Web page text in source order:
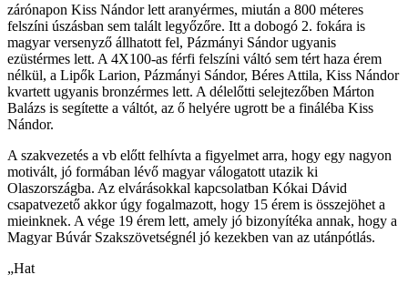
zárónapon Kiss Nándor lett aranyérmes, miután a 800 méteres
felszíni úszásban sem talált legyőzőre. Itt a dobogó 2. fokára is
magyar versenyző állhatott fel, Pázmányi Sándor ugyanis
ezüstérmes lett. A 4X100-as férfi felszíni váltó sem tért haza érem
nélkül, a Lipők Larion, Pázmányi Sándor, Béres Attila, Kiss Nándor
kvartett ugyanis bronzérmes lett. A délelőtti selejtezőben Márton
Balázs is segítette a váltót, az ő helyére ugrott be a fináléba Kiss
Nándor.
A szakvezetés a vb előtt felhívta a figyelmet arra, hogy egy nagyon
motivált, jó formában lévő magyar válogatott utazik ki
Olaszországba. Az elvárásokkal kapcsolatban Kókai Dávid
csapatvezető akkor úgy fogalmazott, hogy 15 érem is összejöhet a
mieinknek. A vége 19 érem lett, amely jó bizonyítéka annak, hogy a
Magyar Búvár Szakszövetségnél jó kezekben van az utánpótlás.
„Hat